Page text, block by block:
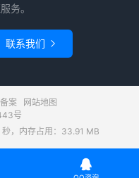
务。
联系我们 
案
网站地图
号
，内存占用：33.91 MB
